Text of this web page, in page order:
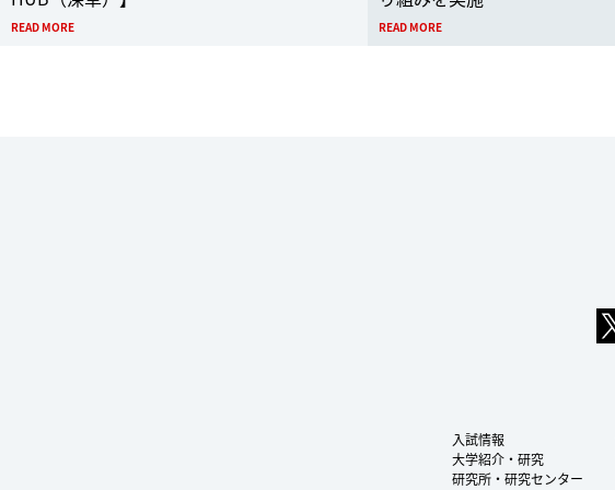
READ MORE READ MORE
入試情報
大学紹介・研究
研究所・研究センター